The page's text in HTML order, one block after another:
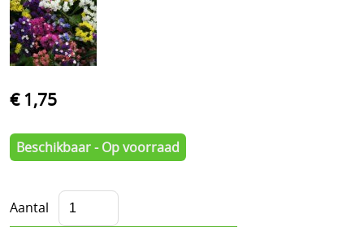
€ 1,75
Beschikbaar - Op voorraad
Aantal